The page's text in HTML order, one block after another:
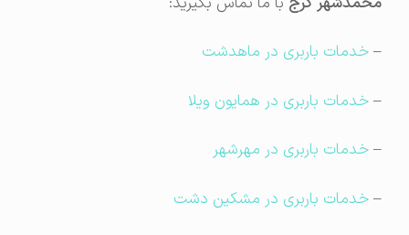
خدمات باربری در ماهدشت
خدمات باربری در همایون ویلا
خدمات باربری در مهرشهر
خدمات باربری در مشکین دشت